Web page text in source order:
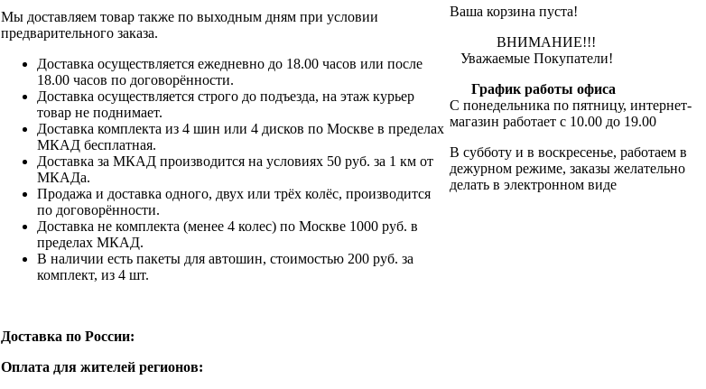
Мы доставляем товар также по выходным дням при условии
предварительного заказа.
Доставка осуществляется ежедневно до 18.00 часов или после
18.00 часов по договорённости.
Доставка осуществляется строго до подъезда, на этаж курьер
товар не поднимает.
Доставка комплекта из 4 шин или 4 дисков по Москве в пределах
МКАД бесплатная.
Доставка за МКАД производится на условиях 50 руб. за 1 км от
МКАДа.
Продажа и доставка одного, двух или трёх колёс, производится
по договорённости.
Доставка не комплекта (менее 4 колес) по Москве 1000 руб. в
пределах МКАД.
В наличии есть пакеты для автошин, стоимостью 200 руб. за
комплект, из 4 шт.
Доставка по России:
Оплата для жителей регионов:
Ваша корзина пуста!
ВНИМАНИЕ!!!
Уважаемые Покупатели!
График работы офиса
С понедельника по пятницу, интернет-
магазин работает с 10.00 до 19.00
В субботу и в воскресенье, работаем в
дежурном режиме, заказы желательно
делать в электронном виде